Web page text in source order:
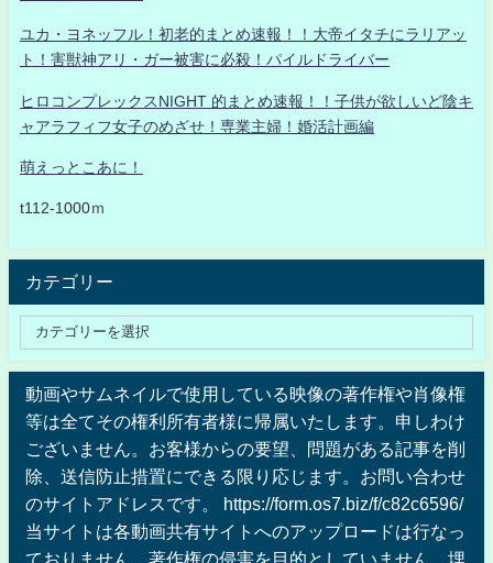
ユカ・ヨネッフル！初老的まとめ速報！！大帝イタチにラリアッ
ト！害獣神アリ・ガー被害に必殺！パイルドライバー
ヒロコンプレックスNIGHT 的まとめ速報！！子供が欲しいど陰キ
ャアラフィフ女子のめざせ！専業主婦！婚活計画編
萌えっとこあに！
t112-1000ｍ
カテゴリー
動画やサムネイルで使用している映像の著作権や肖像権
等は全てその権利所有者様に帰属いたします。申しわけ
ございません。お客様からの要望、問題がある記事を削
除、送信防止措置にできる限り応じます。お問い合わせ
のサイトアドレスです。 https://form.os7.biz/f/c82c6596/
当サイトは各動画共有サイトへのアップロードは行なっ
ておりません、著作権の侵害を目的としていません、埋